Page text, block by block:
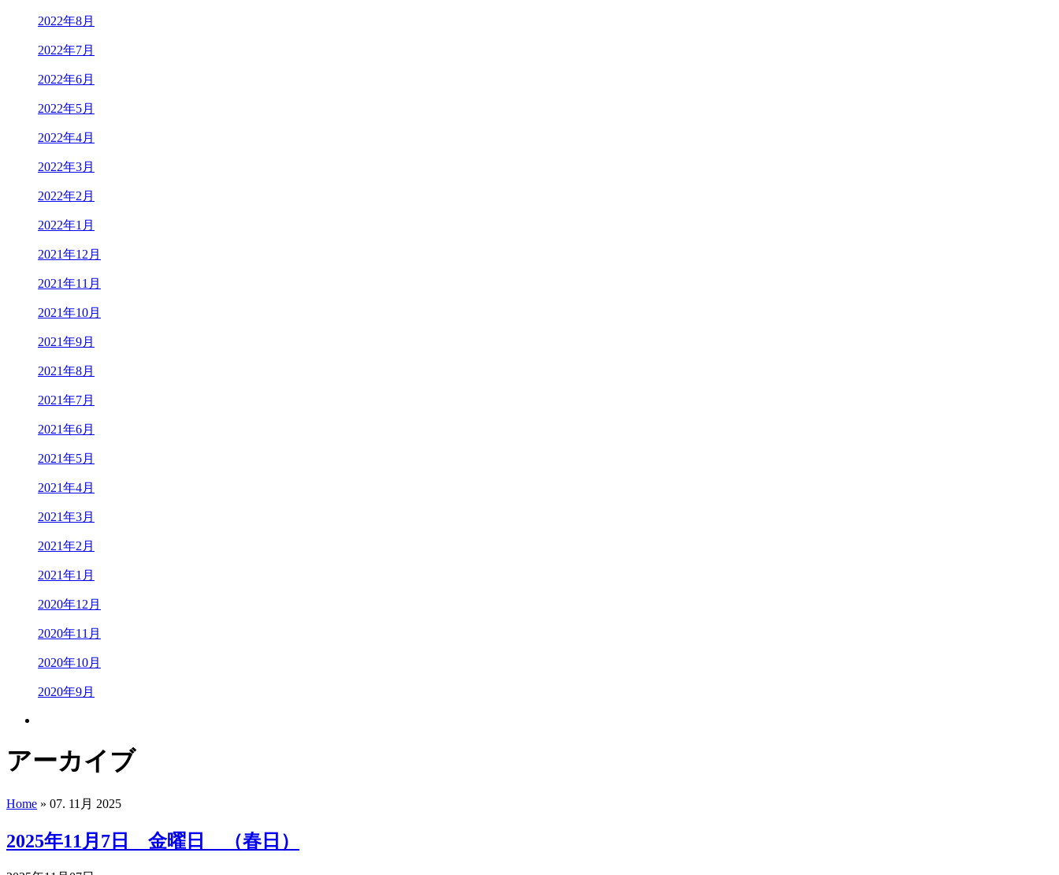
2022年8月
2022年7月
2022年6月
2022年5月
2022年4月
2022年3月
2022年2月
2022年1月
2021年12月
2021年11月
2021年10月
2021年9月
2021年8月
2021年7月
2021年6月
2021年5月
2021年4月
2021年3月
2021年2月
2021年1月
2020年12月
2020年11月
2020年10月
2020年9月
アーカイブ
Home » 07. 11月 2025
2025年11月7日 金曜日 （春日）